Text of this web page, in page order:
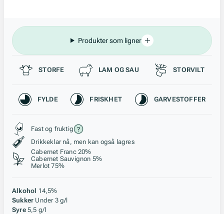
Produkter som ligner
Passer til
STORFE LAM OG SAU STORVILT
Karakteristikk
FYLDE FRISKHET GARVESTOFFER
Stil, lagring og råstoff
Fast og fruktig
Drikkeklar nå, men kan også lagres
Cabernet Franc 20%
Cabernet Sauvignon 5%
Merlot 75%
Alkohol 14,5%
Sukker Under 3 g/l
Syre 5,5 g/l